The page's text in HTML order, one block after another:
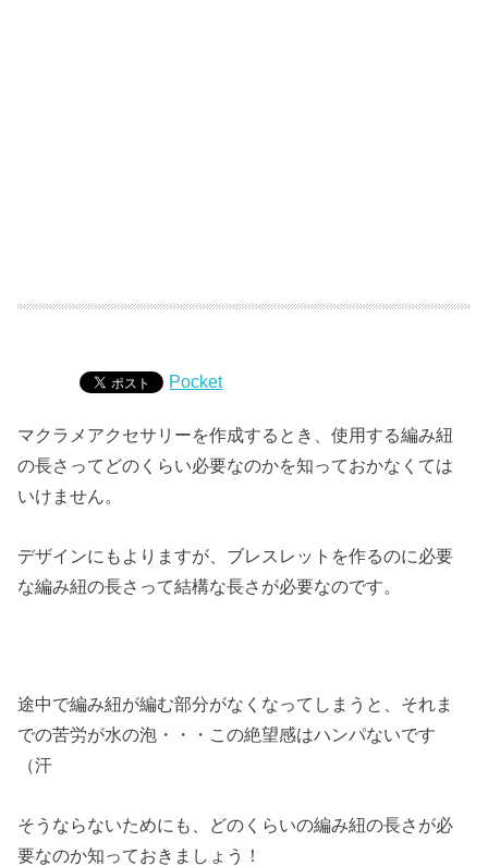
Pocket
マクラメアクセサリーを作成するとき、使用する編み紐
の長さってどのくらい必要なのかを知っておかなくては
いけません。
デザインにもよりますが、ブレスレットを作るのに必要
な編み紐の長さって結構な長さが必要なのです。
途中で編み紐が編む部分がなくなってしまうと、それま
での苦労が水の泡・・・この絶望感はハンパないです
（汗
そうならないためにも、どのくらいの編み紐の長さが必
要なのか知っておきましょう！